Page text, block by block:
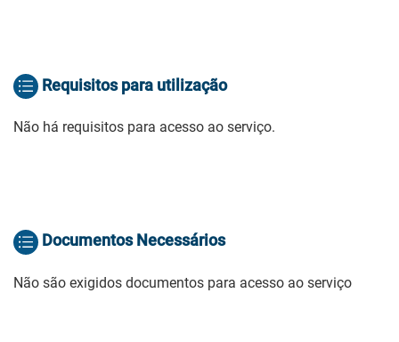
Requisitos para utilização
Não há requisitos para acesso ao serviço.
Documentos Necessários
Não são exigidos documentos para acesso ao serviço